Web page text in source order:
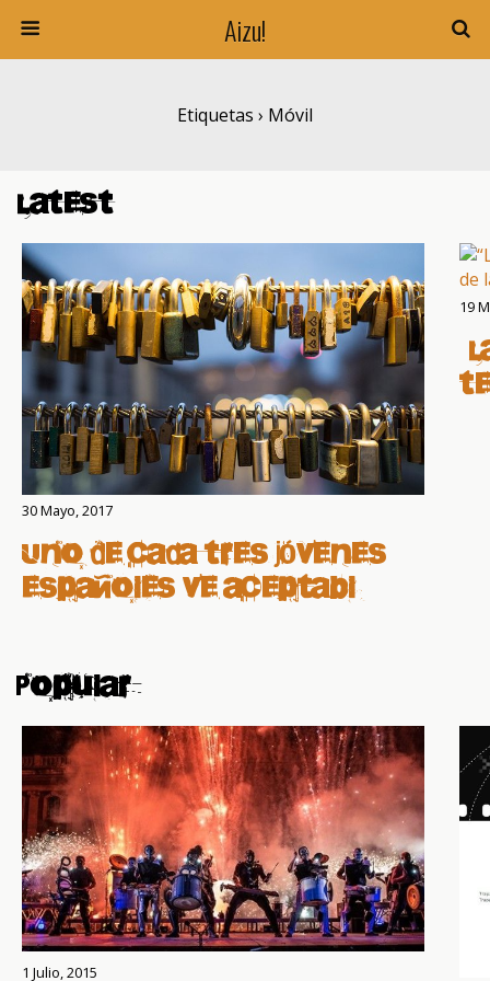
Aizu!
Etiquetas › Móvil
Latest
30 Mayo, 2017
Uno de cada tres jóvenes
españoles ve aceptable
19
Popular
1 Julio, 2015